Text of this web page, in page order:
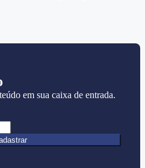
em sua caixa de entrada.